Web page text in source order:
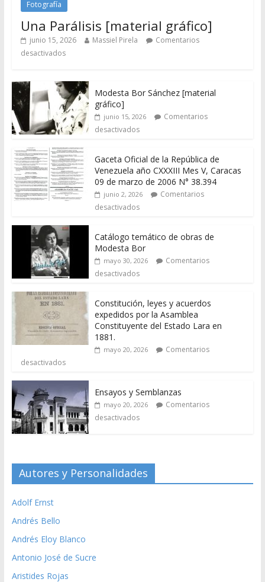
Fotografía
Una Parálisis [material gráfico]
junio 15, 2026 Massiel Pirela
Comentarios
desactivados
Modesta Bor Sánchez [material
gráfico]
junio 15, 2026
Comentarios
desactivados
Gaceta Oficial de la República de
Venezuela año CXXXIII Mes V, Caracas
09 de marzo de 2006 N° 38.394
junio 2, 2026
Comentarios
desactivados
Catálogo temático de obras de
Modesta Bor
mayo 30, 2026
Comentarios
desactivados
Constitución, leyes y acuerdos
expedidos por la Asamblea
Constituyente del Estado Lara en
1881.
mayo 20, 2026
Comentarios
desactivados
Ensayos y Semblanzas
mayo 20, 2026
Comentarios
desactivados
Autores y Personalidades
Adolf Ernst
Andrés Bello
Andrés Eloy Blanco
Antonio José de Sucre
Aristides Rojas